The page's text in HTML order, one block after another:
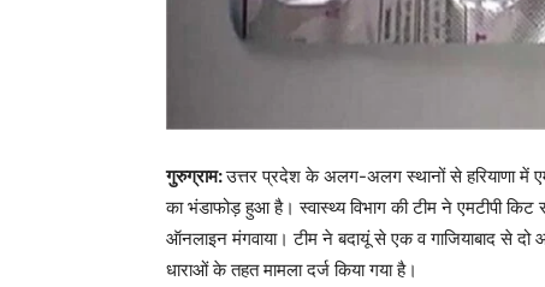
गुरुग्राम:उत्तर प्रदेश के अलग-अलग स्थानों से हरियाणा में
का भंडाफोड़ हुआ है। स्वास्थ्य विभाग की टीम ने एमटीपी
ऑनलाइन मंगवाया। टीम ने बदायूं से एक व गाजियाबाद से दो
धाराओं के तहत मामला दर्ज किया गया है।